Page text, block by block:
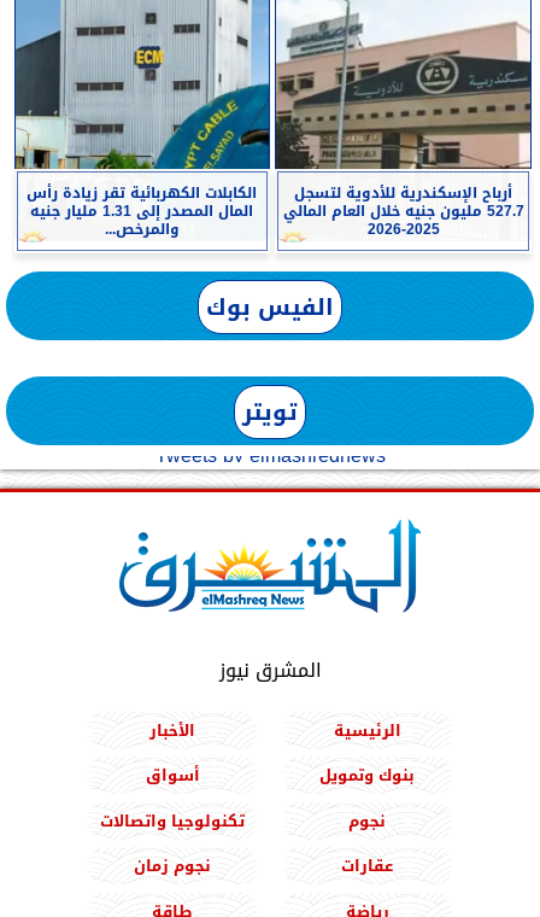
أرباح الإسكندرية للأدوية لتسجل
527.7 مليون جنيه خلال العام المالي
2025-2026
الكابلات الكهربائية تقر زيادة رأس
المال المصدر إلى 1.31 مليار جنيه
والمرخص...
الفيس بوك
تويتر
Tweets by elmashreqnews
المشرق نيوز
الرئيسية
الأخبار
بنوك وتمويل
أسواق
نجوم
تكنولوجيا واتصالات
عقارات
نجوم زمان